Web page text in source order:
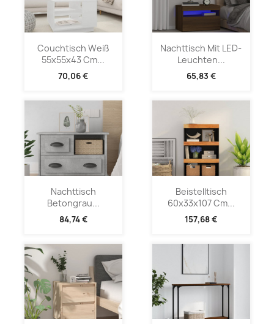
Couchtisch Weiß
55x55x43 Cm...
70,06 €
Nachttisch Mit LED-
Leuchten...
65,83 €
Nachttisch
Betongrau...
84,74 €
Beistelltisch
60x33x107 Cm...
157,68 €